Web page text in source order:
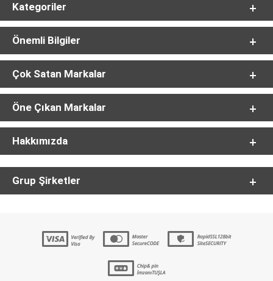
Kategoriler
Önemli Bilgiler
Çok Satan Markalar
Öne Çıkan Markalar
Hakkımızda
Grup Şirketler